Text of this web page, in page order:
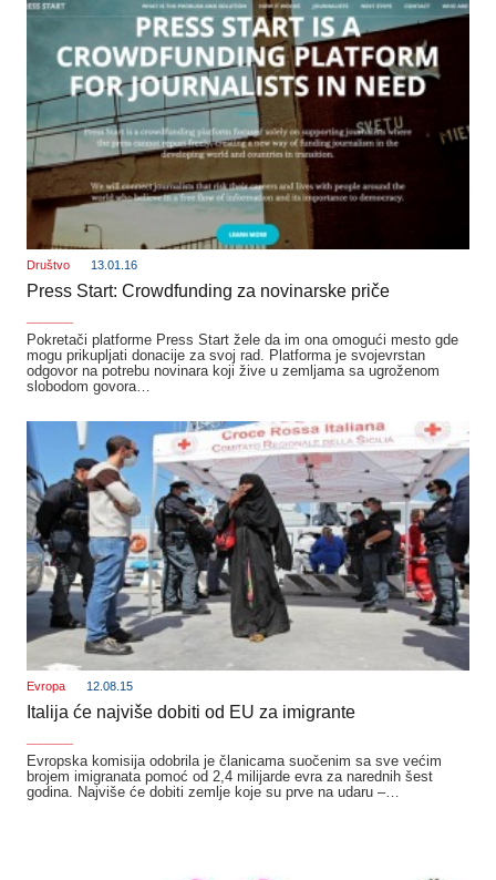
Društvo 13.01.16
Press Start: Crowdfunding za novinarske priče
Pokretači platforme Press Start žele da im ona omogući mesto gde
mogu prikupljati donacije za svoj rad. Platforma je svojevrstan
odgovor na potrebu novinara koji žive u zemljama sa ugroženom
slobodom govora…
Evropa 12.08.15
Italija će najviše dobiti od EU za imigrante
Evropska komisija odobrila je članicama suočenim sa sve većim
brojem imigranata pomoć od 2,4 milijarde evra za narednih šest
godina. Najviše će dobiti zemlje koje su prve na udaru –…